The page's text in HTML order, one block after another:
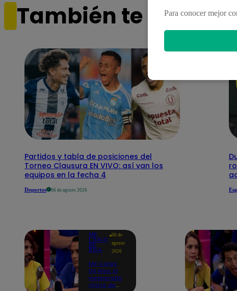
También te puede
Partidos y tabla de posiciones del
Torneo Clausura EN VIVO: así van los
equipos en la fecha 4
Deportes 06 de agosto 2026
ME
CAIGO
DE
RISA
06 de
agosto
2026
Me Caigo
De Risa: El
inesperado
chiste de
Para conocer mejor